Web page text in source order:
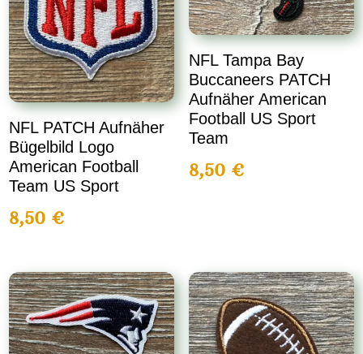
NFL PATCH Aufnäher
Bügelbild Logo
American Football
Team US Sport
8,50 €
NFL Tampa Bay
Buccaneers PATCH
Aufnäher American
Football US Sport
Team
8,50 €